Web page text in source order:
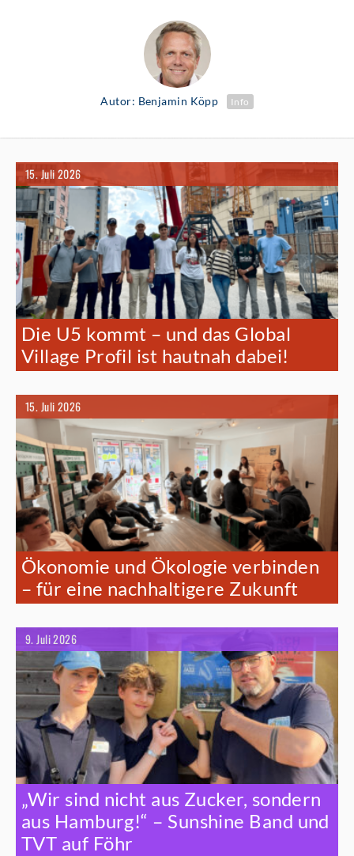
Autor: Benjamin Köpp Info
15. Juli 2026
Die U5 kommt – und das Global
Village Profil ist hautnah dabei!
15. Juli 2026
Ökonomie und Ökologie verbinden
– für eine nachhaltigere Zukunft
9. Juli 2026
„Wir sind nicht aus Zucker, sondern
aus Hamburg!“ – Sunshine Band und
TVT auf Föhr